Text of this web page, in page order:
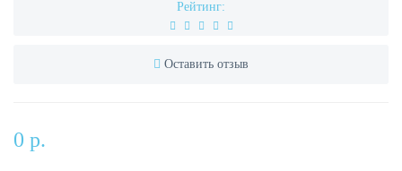
Рейтинг:
Оставить отзыв
0 р.